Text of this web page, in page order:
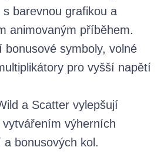
barevnou grafikou a
animovaným příběhem.
bonusové symboly, volné
pro vyšší napětí
a Scatter vylepšují
vytvářením výherních
a bonusových kol.